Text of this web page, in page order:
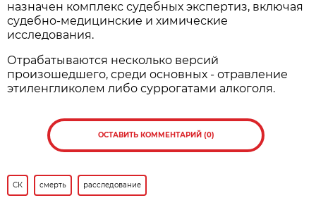
назначен комплекс судебных экспертиз, включая
судебно-медицинские и химические
исследования.
Отрабатываются несколько версий
произошедшего, среди основных - отравление
этиленгликолем либо суррогатами алкоголя.
ОСТАВИТЬ КОММЕНТАРИЙ (0)
СК смерть расследование